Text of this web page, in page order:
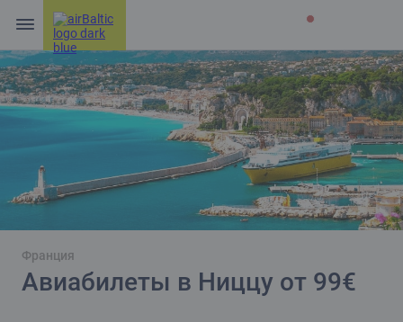
Франция
Авиабилеты в Ниццу от 99€